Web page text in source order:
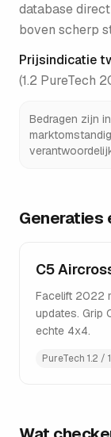
database
boven scherp
Prijsindicatie
(1.2 PureTech
Bedragen zijn
Generaties
C5
Facelift 2022
updates. Grip
echte 4x4.
PureTech 1.2 /